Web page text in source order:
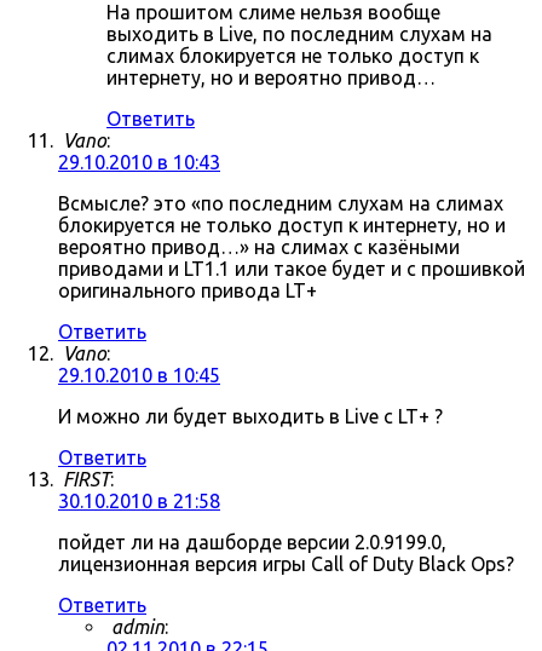
На прошитом слиме нельзя вообще
выходить в Live, по последним слухам на
слимах блокируется не только доступ к
интернету, но и вероятно привод…
Ответить
Vano:
29.10.2010 в 10:43
Всмысле? это «по последним слухам на слимах
блокируется не только доступ к интернету, но и
вероятно привод…» на слимах с казёными
приводами и LT1.1 или такое будет и с прошивкой
оригинального привода LT+
Ответить
Vano:
29.10.2010 в 10:45
И можно ли будет выходить в Live c LT+ ?
Ответить
FIRST:
30.10.2010 в 21:58
пойдет ли на дашборде версии 2.0.9199.0,
лицензионная версия игры Call of Duty Black Ops?
Ответить
admin: